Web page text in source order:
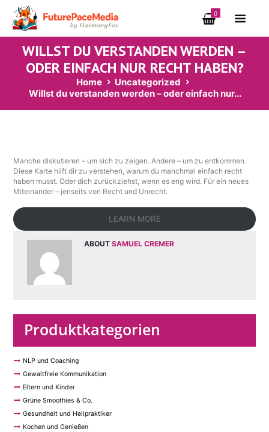
0
WILLST DU VERSTANDEN WERDEN –
ODER EINFACH NUR RECHT HABEN?
Home
Uncategorized
Willst du verstanden werden – oder einfach nur...
Manche diskutieren – um sich zu zeigen. Andere – um zu entkommen.
Diese Karte hilft dir zu verstehen, warum du manchmal einfach recht
haben musst. Oder dich zurückziehst, wenn es eng wird. Für ein neues
Miteinander – jenseits von Recht und Unrecht.
LEARN MORE
ABOUT SAMUEL CREMER
Produktkategorien
NLP und Coaching
Gewaltfreie Kommunikation
Eltern und Kinder
Grüne Smoothies & Co.
Gesundheit und Heilpraktiker
Kochen und Genießen